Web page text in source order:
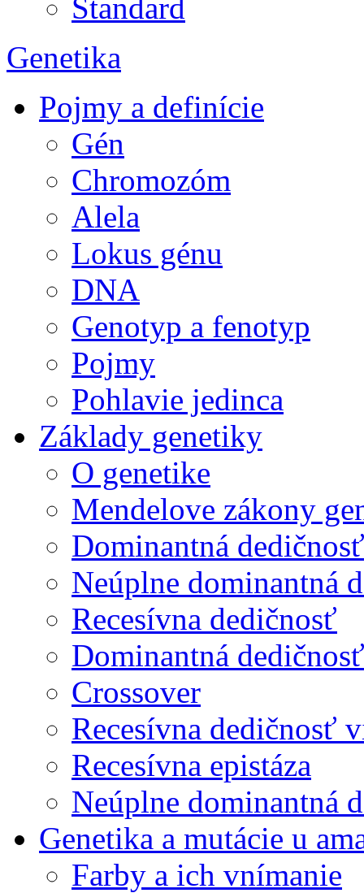
Štandard
Genetika
Pojmy a definície
Gén
Chromozóm
Alela
Lokus génu
DNA
Genotyp a fenotyp
Pojmy
Pohlavie jedinca
Základy genetiky
O genetike
Mendelove zákony
Dominantná dedičnosť
Neúplne dominantná
Recesívna dedičnosť
Dominantná
Crossover
Recesívna dedičnosť
Recesívna epistáza
Neúplne dominantná
Genetika a mutácie u
Farby a ich vnímanie